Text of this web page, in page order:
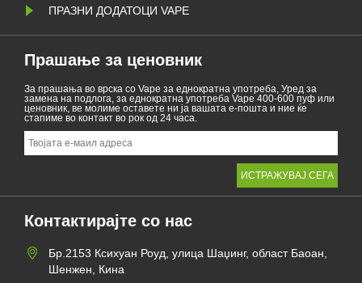
ПРАЗНИ ДОДАТОЦИ VAPE
Прашање за ценовник
За прашања во врска со Vape за еднократна употреба, Уред за
замена на подлога, за еднократна употреба Vape 400-600 пуф или
ценовник, ве молиме оставете ни ја вашата е-пошта и ние ќе
стапиме во контакт во рок од 24 часа.
Контактирајте со нас
Бр.2153 Ксихуан Роуд, улица Шаџинг, област Баоан,
Шенжен, Кина